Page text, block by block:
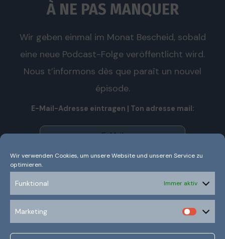
Wir verwenden Cookies, um unsere Website und unseren Service zu
optimieren.
Funktional Immer aktiv
Marketing
À NE PAS MANQUER
Wir geben einmal im Monat Bescheid, sobald
eine neue Podcast-Folge veröffentlicht wird.
Nous t’informons dès que paraît un nouvel
épisode.
E-Mail-Adresse eintragen | Ton adresse mail:
Wir senden keinen Spam! Nous n’envoyons pas de spam!
Erfahre mehr in unserer
Datenschutzerklärung.
Ich habe die Datenschutzerklärung gelesen und